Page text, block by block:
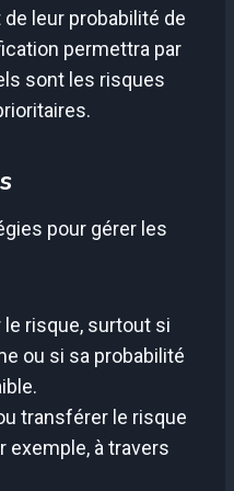
leur probabilité de
permettra par
sont les risques
pour gérer les
risque, surtout si
ou si sa probabilité
transférer le risque
exemple, à travers